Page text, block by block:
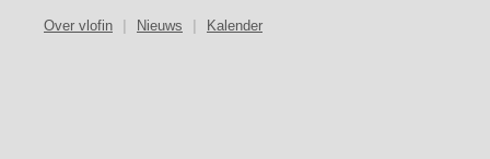
Over vlofin Nieuws Kalender